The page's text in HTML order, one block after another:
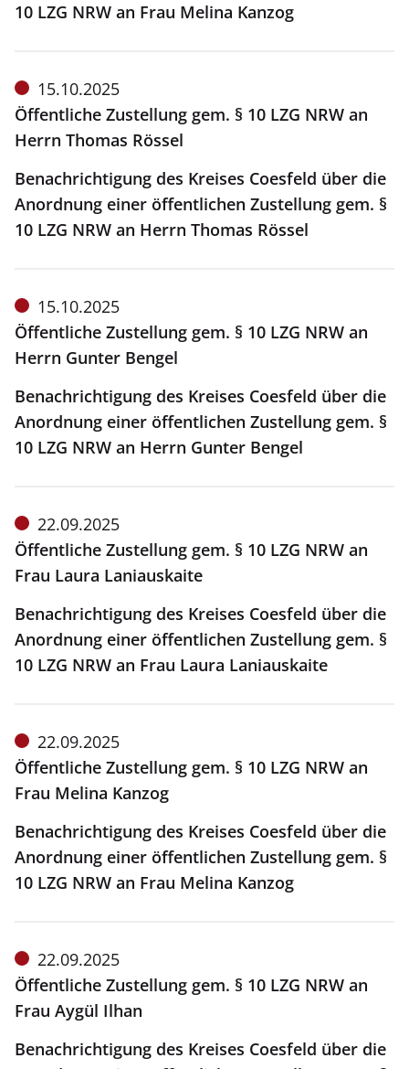
10 LZG NRW an Frau Melina Kanzog
Meldung
vom:
15.10.2025
Öffentliche Zustellung gem. § 10 LZG NRW an
Herrn Thomas Rössel
Benachrichtigung des Kreises Coesfeld über die
Anordnung einer öffentlichen Zustellung gem. §
10 LZG NRW an Herrn Thomas Rössel
Meldung
vom:
15.10.2025
Öffentliche Zustellung gem. § 10 LZG NRW an
Herrn Gunter Bengel
Benachrichtigung des Kreises Coesfeld über die
Anordnung einer öffentlichen Zustellung gem. §
10 LZG NRW an Herrn Gunter Bengel
Meldung
vom:
22.09.2025
Öffentliche Zustellung gem. § 10 LZG NRW an
Frau Laura Laniauskaite
Benachrichtigung des Kreises Coesfeld über die
Anordnung einer öffentlichen Zustellung gem. §
10 LZG NRW an Frau Laura Laniauskaite
Meldung
vom:
22.09.2025
Öffentliche Zustellung gem. § 10 LZG NRW an
Frau Melina Kanzog
Benachrichtigung des Kreises Coesfeld über die
Anordnung einer öffentlichen Zustellung gem. §
10 LZG NRW an Frau Melina Kanzog
Meldung
vom:
22.09.2025
Öffentliche Zustellung gem. § 10 LZG NRW an
Frau Aygül Ilhan
Benachrichtigung des Kreises Coesfeld über die